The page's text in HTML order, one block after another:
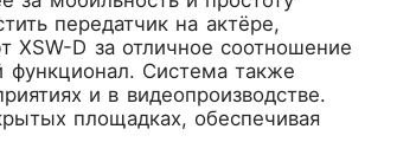
передатчик на актёре,
D за отличное соотношение
функционал. Система также
и в видеопроизводстве.
площадках, обеспечивая